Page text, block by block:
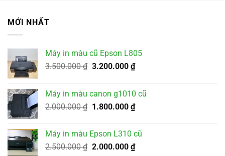
MỚI NHẤT
Máy in màu cũ Epson L805
3.500.000₫ Giá
3.500.000 ₫.
3.200.000 ₫Giá
là:
3.200.000 ₫.
Máy in màu canon g1010 cũ
2.000.000₫ Giá
2.000.000 ₫.
1.800.000 ₫Giá
là:
1.800.000 ₫.
Máy in màu Epson L310 cũ
2.500.000₫ Giá
2.000.000 ₫Giá